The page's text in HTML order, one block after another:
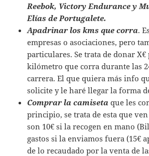
Reebok, Victory Endurance y
Elías de Portugalete.
Apadrinar los kms que corra.
empresas o asociaciones, pero
particulares. Se trata de donar X€
kilómetro que corra durante las
carrera. El que quiera más info
solicite y le haré llegar la forma
Comprar la camiseta que les
principio, se trata de esta que
son 10€ si la recogen en mano
gastos si la enviamos fuera (15€
de lo recaudado por la venta de